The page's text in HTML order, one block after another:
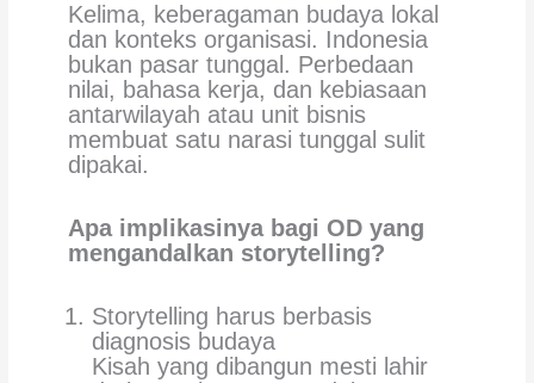
Kelima, keberagaman budaya lokal
dan konteks organisasi. Indonesia
bukan pasar tunggal. Perbedaan
nilai, bahasa kerja, dan kebiasaan
antarwilayah atau unit bisnis
membuat satu narasi tunggal sulit
dipakai.
Apa implikasinya bagi OD yang
mengandalkan storytelling?
Storytelling harus berbasis
diagnosis budaya
Kisah yang dibangun mesti lahir